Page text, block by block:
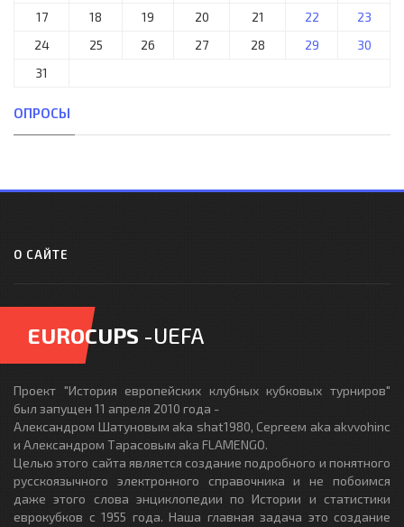
17
18 19 20 21 22
23
24
25 26 27 28 29
30
31
ОПРОСЫ
О САЙТЕ
EUROCUPS -UEFA
Проект "История европейских клубных кубковых турниров"
был запущен 11 апреля 2010 года -
Александром Шатуновым aka shat1980, Сергеем aka akvvohinc
и Александром Тарасовым aka FLAMENGO.
Целью этого сайта является создание подробного и понятного
русскоязычного электронного справочника и не побоимся
даже этого слова энциклопедии по Истории и статистики
еврокубков с 1955 года. Наша главная задача это создание